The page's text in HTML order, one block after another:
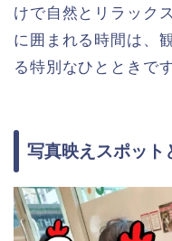
けで自然とリラック
に囲まれる時間は、
る特別なひとときです
写真映えスポット